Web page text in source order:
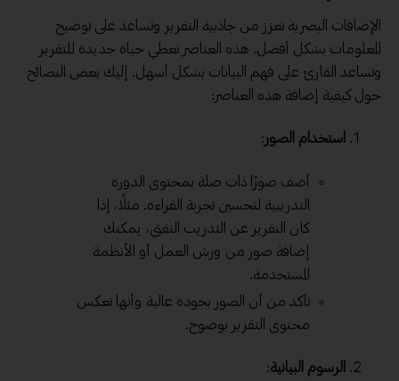
الإضافات البصرية تعزز من جاذبية التقرير وتساعد على توضيح
المعلومات بشكل أفضل. هذه العناصر تعطي حياة جديدة للتقرير
وتساعد القارئ على فهم البيانات بشكل أسهل. إليك بعض النصائح
حول كيفية إضافة هذه العناصر:
استخدام الصور:
أضف صورًا ذات صلة بمحتوى الدورة
التدريبية لتحسين تجربة القراءة. مثلًا، إذا
كان التقرير عن التدريب التقني، يمكنك
إضافة صور من ورش العمل أو الأنظمة
المستخدمة.
تأكد من أن الصور بجودة عالية وأنها تعكس
محتوى التقرير بوضوح.
الرسوم البيانية: